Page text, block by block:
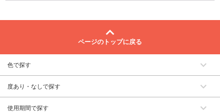
ページのトップに戻る
色で探す
度あり・なしで探す
使用期間で探す